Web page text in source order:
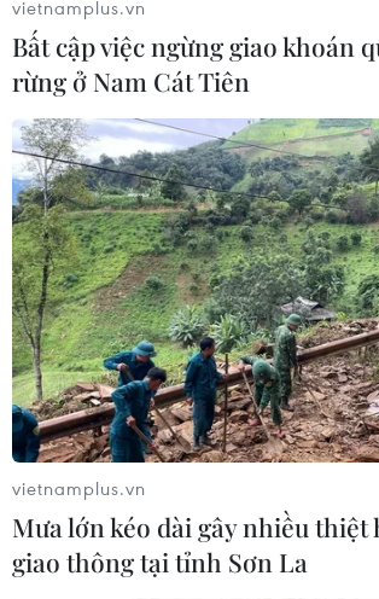
Quốc hội Hy Lạp thông qua
nhập NATO của Macedonia
09/02/2019 00:18
Với tỷ lệ 153 phiếu thuận và 140 phiếu
Hy Lạp đã thông qua yêu cầu gia nhập
Macedonia, qua đó hoàn thiện những
của thỏa thuận về tên gọi.
vietnamplus.vn
Bất cập việc ngừng giao khoán
rừng ở Nam Cát Tiên
vietnamplus.vn
Mưa lớn kéo dài gây nhiều thiệt
giao thông tại tỉnh Sơn La